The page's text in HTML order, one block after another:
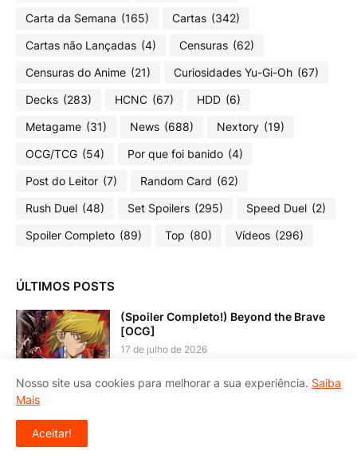
Carta da Semana (165) Cartas (342)
Cartas não Lançadas (4) Censuras (62)
Censuras do Anime (21) Curiosidades Yu-Gi-Oh (67)
Decks (283) HCNC (67) HDD (6)
Metagame (31) News (688) Nextory (19)
OCG/TCG (54) Por que foi banido (4)
Post do Leitor (7) Random Card (62)
Rush Duel (48) Set Spoilers (295) Speed Duel (2)
Spoiler Completo (89) Top (80) Vídeos (296)
ÚLTIMOS POSTS
(Spoiler Completo!) Beyond the Brave
[OCG]
17 de julho de 2026
Nosso site usa cookies para melhorar a sua experiência. Saiba
Mais
Aceitar!